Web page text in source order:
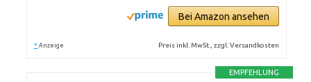
Bei Amazon ansehen
* Anzeige Preis inkl. MwSt., zzgl. Versandkosten
EMPFEHLUNG